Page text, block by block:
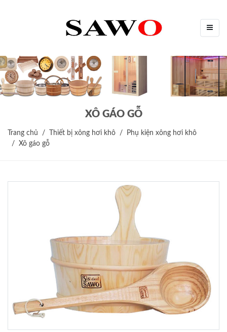
XÔ GÁO GỖ
Trang chủ Thiết bị xông hơi khô
Phụ kiện xông hơi khô
Xô gáo gỗ